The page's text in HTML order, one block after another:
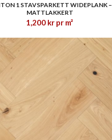
1 STAVSPARKETT WIDEPLANK –
MATTLAKKERT
1,200 kr pr m²